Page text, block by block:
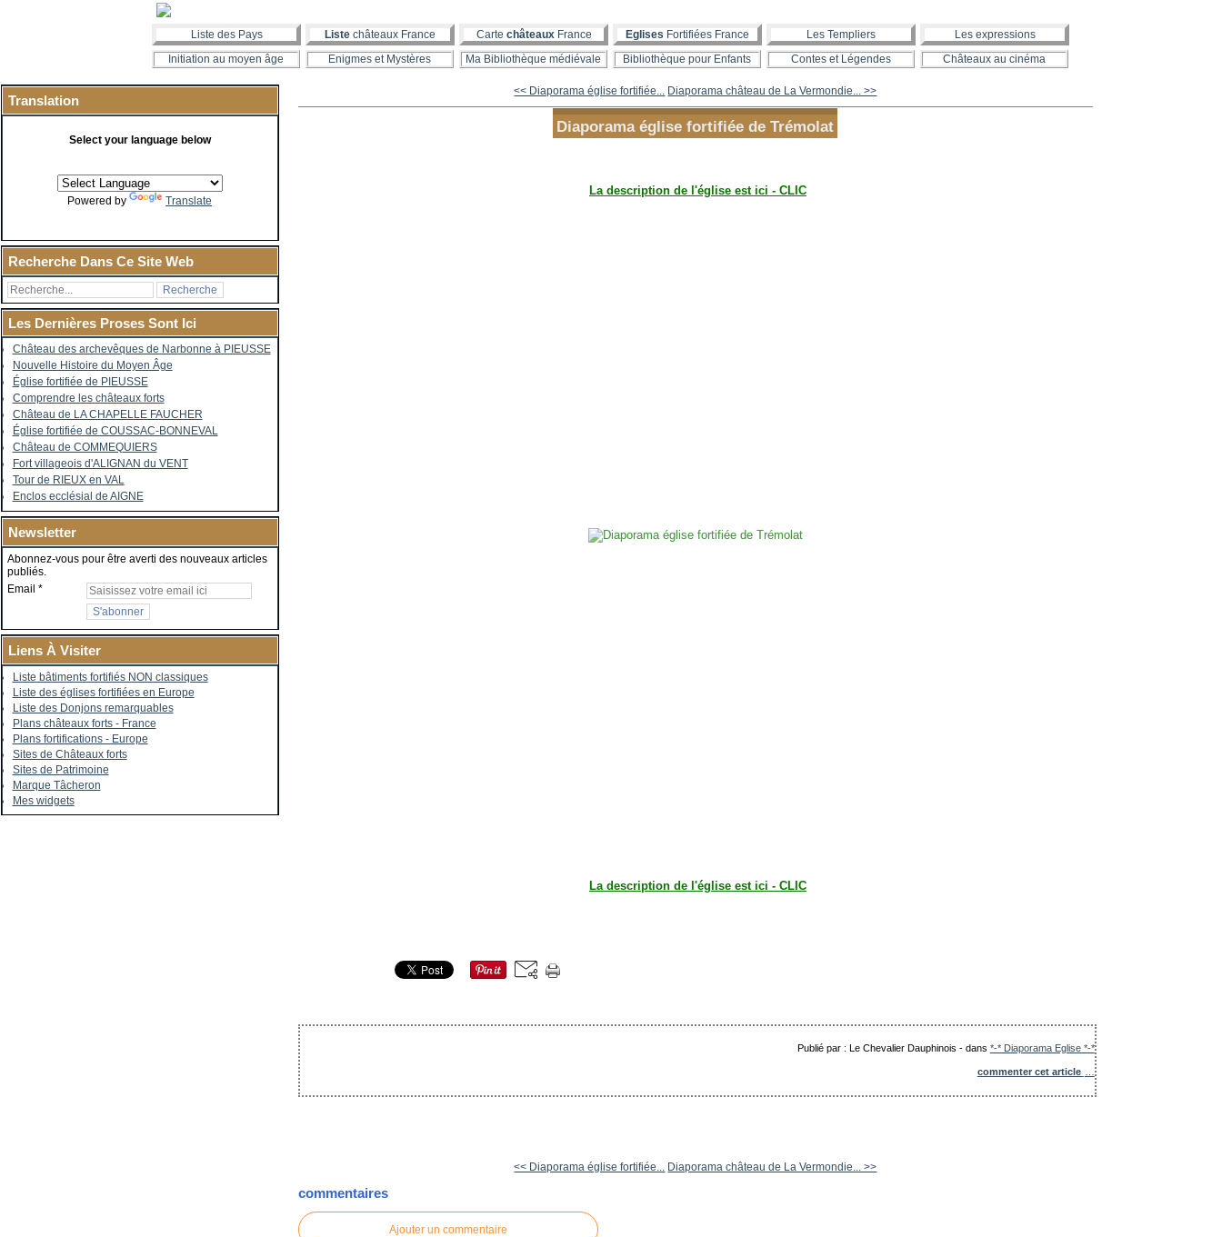
Liste des Pays Liste châteaux France Carte châteauxFrance Eglises Fortifiées France Les Templiers
Les expressions
Initiation au moyen âge
Enigmes et Mystères Ma Bibliothèque médiévale Bibliothèque pour Enfants Contes et Légendes Châteaux au cinéma
Translation
Select your language below
Powered by Translate
Recherche Dans Ce Site Web
Les Dernières Proses Sont Ici
Château des archevêques de Narbonne à PIEUSSE
Nouvelle Histoire du Moyen Âge
Église fortifiée de PIEUSSE
Comprendre les châteaux forts
Château de LA CHAPELLE FAUCHER
Église fortifiée de COUSSAC-BONNEVAL
Château de COMMEQUIERS
Fort villageois d'ALIGNAN du VENT
Tour de RIEUX en VAL
Enclos ecclésial de AIGNE
Newsletter
Abonnez-vous pour être averti des nouveaux articles
publiés.
Email
Liens À Visiter
Liste bâtiments fortifiés NON classiques
Liste des églises fortifiées en Europe
Liste des Donjons remarquables
Plans châteaux forts - France
Plans fortifications - Europe
Sites de Châteaux forts
Sites de Patrimoine
Marque Tâcheron
Mes widgets
<< Diaporama église fortifiée... Diaporama château de La Vermondie... >>
Diaporama église fortifiée de Trémolat
La description de l'église est ici - CLIC
La description de l'église est ici - CLIC
Publié par : Le Chevalier Dauphinois -dans *-* Diaporama Eglise *-*
commenter cet article
<< Diaporama église fortifiée... Diaporama château de La Vermondie... >>
commentaires
Ajouter un commentaire